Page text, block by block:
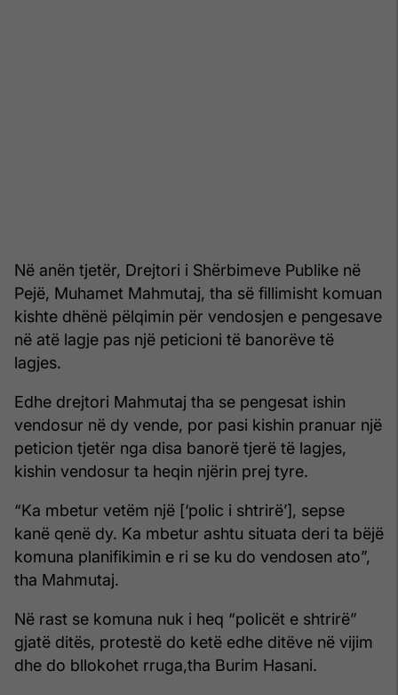
Në anën tjetër, Drejtori i Shërbimeve Publike në
Pejë, Muhamet Mahmutaj, tha së fillimisht komuan
kishte dhënë pëlqimin për vendosjen e pengesave
në atë lagje pas një peticioni të banorëve të
lagjes.
Edhe drejtori Mahmutaj tha se pengesat ishin
vendosur në dy vende, por pasi kishin pranuar një
peticion tjetër nga disa banorë tjerë të lagjes,
kishin vendosur ta heqin njërin prej tyre.
“Ka mbetur vetëm një [‘polic i shtrirë’], sepse
kanë qenë dy. Ka mbetur ashtu situata deri ta bëjë
komuna planifikimin e ri se ku do vendosen ato”,
tha Mahmutaj.
Në rast se komuna nuk i heq “policët e shtrirë”
gjatë ditës, protestë do ketë edhe ditëve në vijim
dhe do bllokohet rruga,tha Burim Hasani.